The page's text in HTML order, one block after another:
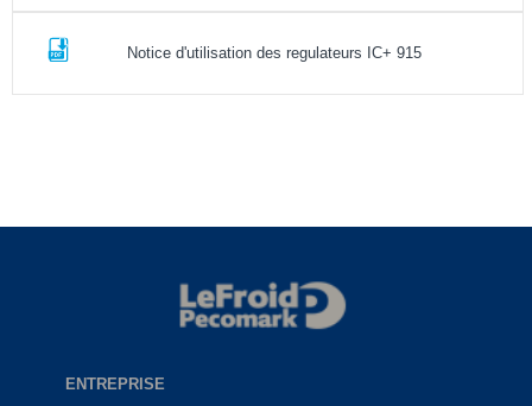
Notice d'utilisation des regulateurs IC+ 915
ENTREPRISE